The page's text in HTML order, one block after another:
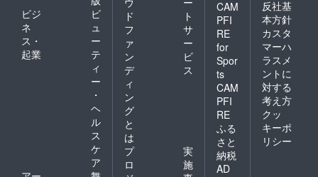
ビジ
ネ
ス・
起業
ビ
ュ
ー
テ
ィ
ー
・
ヘ
ル
ス
ケ
ア
ド
フ
ァ
ン
デ
ィ
ン
グ
と
は
ト
サ
ー
ビ
ス
プ
ロ
実
施
CAM
PFI
RE
for
Spor
ts
CAM
PFI
RE
ふる
さと
納税
AD
反社基
本方針
カスタ
マーハ
ラスメ
ントに
対する
考え方
クッ
キーポ
リシー